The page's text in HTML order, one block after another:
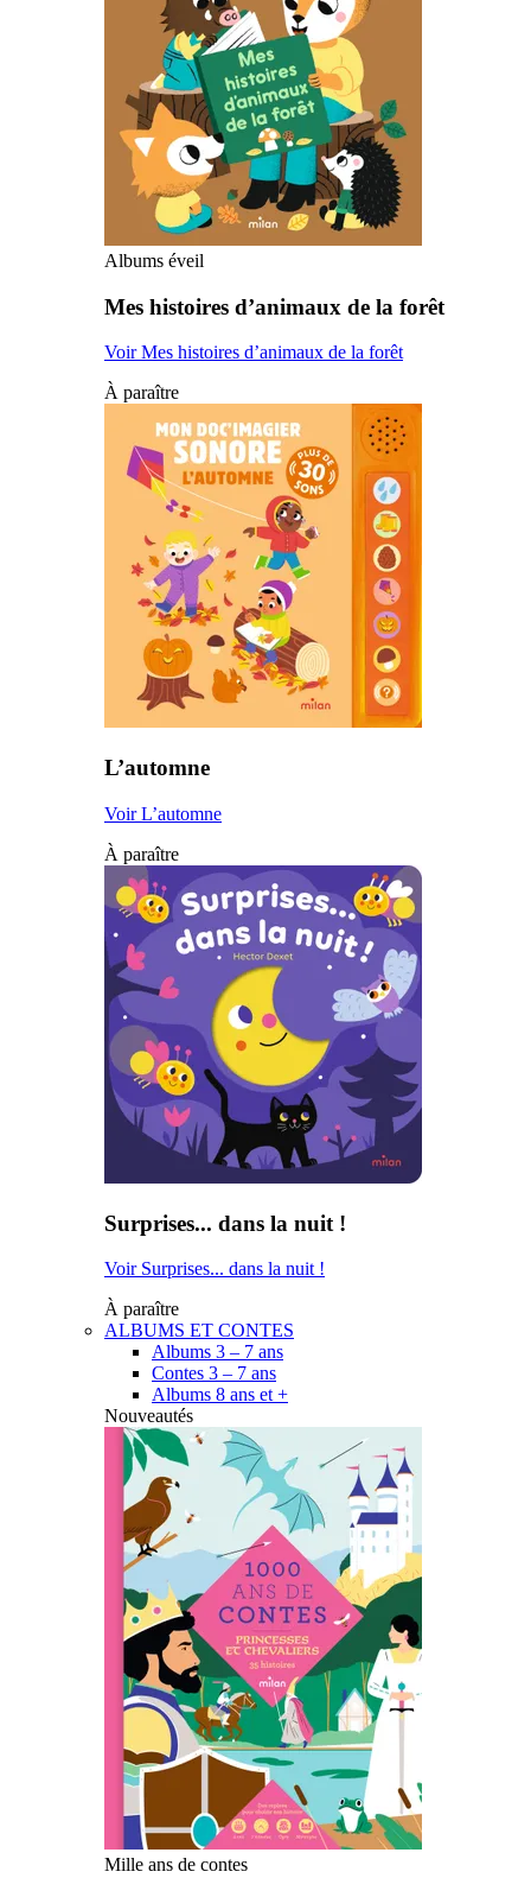
Albums éveil
Mes histoires d’animaux de la forêt
Voir Mes histoires d’animaux de la forêt
À paraître
L’automne
Voir L’automne
À paraître
Surprises... dans la nuit !
Voir Surprises... dans la nuit !
À paraître
ALBUMS ET CONTES
Albums 3 – 7 ans
Contes 3 – 7 ans
Albums 8 ans et +
Nouveautés
Mille ans de contes